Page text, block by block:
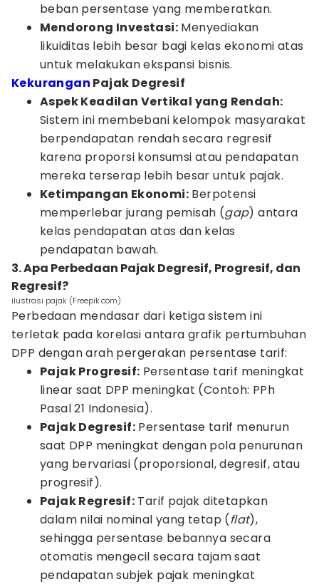
beban persentase yang memberatkan.
Mendorong Investasi: Menyediakan
likuiditas lebih besar bagi kelas ekonomi atas
untuk melakukan ekspansi bisnis.
Kekurangan Pajak Degresif
Aspek Keadilan Vertikal yang Rendah:
Sistem ini membebani kelompok masyarakat
berpendapatan rendah secara regresif
karena proporsi konsumsi atau pendapatan
mereka terserap lebih besar untuk pajak.
Ketimpangan Ekonomi: Berpotensi
memperlebar jurang pemisah (gap) antara
kelas pendapatan atas dan kelas
pendapatan bawah.
3. Apa Perbedaan Pajak Degresif, Progresif, dan
Regresif?
ilustrasi pajak (Freepik.com)
Perbedaan mendasar dari ketiga sistem ini
terletak pada korelasi antara grafik pertumbuhan
DPP dengan arah pergerakan persentase tarif:
Pajak Progresif: Persentase tarif meningkat
linear saat DPP meningkat (Contoh: PPh
Pasal 21 Indonesia).
Pajak Degresif: Persentase tarif menurun
saat DPP meningkat dengan pola penurunan
yang bervariasi (proporsional, degresif, atau
progresif).
Pajak Regresif: Tarif pajak ditetapkan
dalam nilai nominal yang tetap (flat),
sehingga persentase bebannya secara
otomatis mengecil secara tajam saat
pendapatan subjek pajak meningkat